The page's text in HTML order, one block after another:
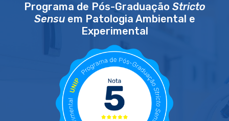
Programa de Pós-Graduação Stricto
Sensuem Patologia Ambiental e
Experimental